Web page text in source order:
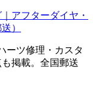
アフターダイヤ・
）
ーツ修理・カスタ
掲載。全国郵送